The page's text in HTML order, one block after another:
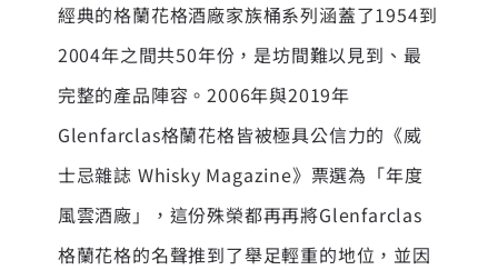
經典的格蘭花格酒廠家族桶系列涵蓋了1954到
2004年之間共50年份，是坊間難以見到、最
完整的產品陣容。2006年與2019年
Glenfarclas格蘭花格皆被極具公信力的《威
士忌雜誌 Whisky Magazine》票選為「年度
風雲酒廠」，這份殊榮都再再將Glenfarclas
格蘭花格的名聲推到了舉足輕重的地位，並因